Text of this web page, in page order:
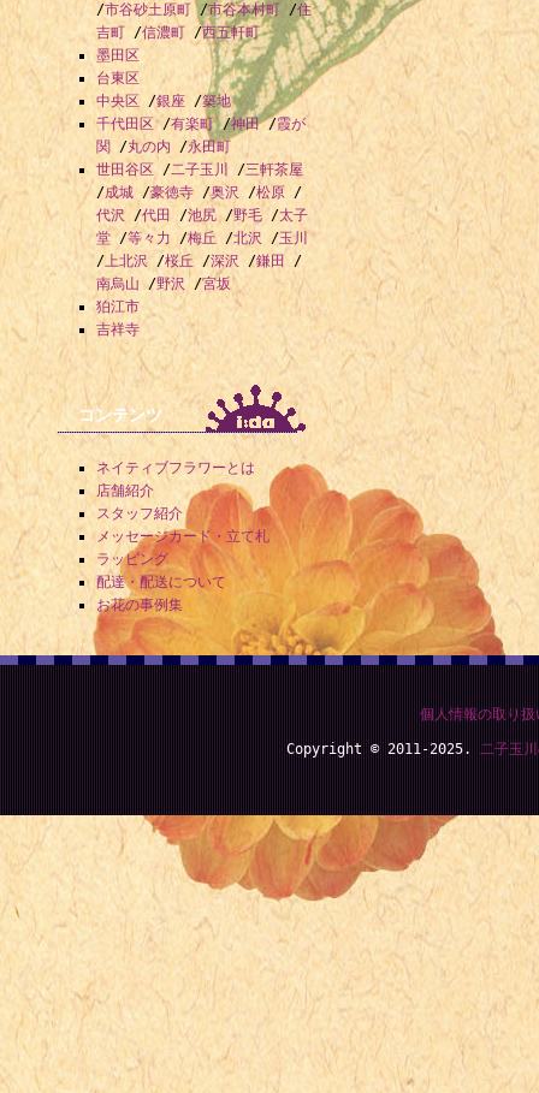
/市谷砂土原町 /市谷本村町 /住
吉町 /信濃町 /西五軒町
墨田区
台東区
中央区 /銀座 /築地
千代田区 /有楽町/神田/霞が
関 /丸の内 /永田町
世田谷区 /二子玉川 /三軒茶屋
/成城 /豪徳寺 /奥沢 /松原 /
代沢 /代田 /池尻/野毛/太子
堂 /等々力 /梅丘 /北沢 /玉川
/上北沢 /桜丘 /深沢 /鎌田
/
南烏山 /野沢 /宮坂
狛江市
吉祥寺
コンテンツ
ネイティブフラワーとは
店舗紹介
スタッフ紹介
メッセージカード・立て札
ラッピング
配達・配送について
お花の事例集
個人情報の取り
Copyright © 2011-2025.二子玉